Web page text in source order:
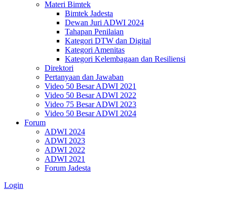
Materi Bimtek
Bimtek Jadesta
Dewan Juri ADWI 2024
Tahapan Penilaian
Kategori DTW dan Digital
Kategori Amenitas
Kategori Kelembagaan dan Resiliensi
Direktori
Pertanyaan dan Jawaban
Video 50 Besar ADWI 2021
Video 50 Besar ADWI 2022
Video 75 Besar ADWI 2023
Video 50 Besar ADWI 2024
Forum
ADWI 2024
ADWI 2023
ADWI 2022
ADWI 2021
Forum Jadesta
Login